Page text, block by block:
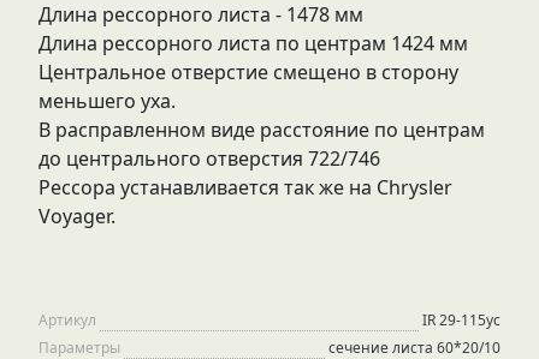
Длина рессорного листа - 1478 мм
Длина рессорного листа по центрам 1424 мм
Центральное отверстие смещено в сторону
меньшего уха.
В расправленном виде расстояние по центрам
до центрального отверстия 722/746
Рессора устанавливается так же на Chrysler
Voyager.
Артикул
IR 29-115ус
Параметры
сечение листа 60*20/10